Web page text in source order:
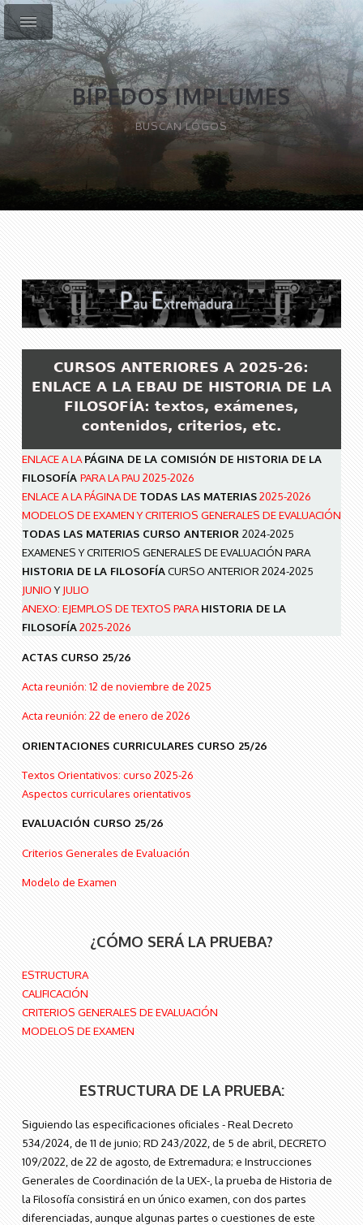
BÍPEDOS IMPLUMES
BUSCAN LÓGOS
CURSOS ANTERIORES A 2025-26:
ENLACE A LA EBAU DE HISTORIA DE LA
FILOSOFÍA: textos, exámenes,
contenidos, criterios, etc.
ENLACE A LA PÁGINA DE LA COMISIÓN DE HISTORIA DE LA
FILOSOFÍA PARA LA PAU 2025-2026
ENLACE A LA PÁGINA DE TODAS LAS MATERIAS2025-2026
MODELOS DE EXAMEN Y CRITERIOS GENERALES DE EVALUACIÓN
TODAS LAS MATERIAS CURSO ANTERIOR 2024-2025
EXAMENES Y CRITERIOS GENERALES DE EVALUACIÓN PARA
HISTORIA DE LA FILOSOFÍACURSO ANTERIOR 2024-2025
JUNIOYJULIO
ANEXO: EJEMPLOS DE TEXTOS PARA HISTORIA DE LA
FILOSOFÍA2025-2026
ACTAS CURSO 25/26
Acta reunión: 12 de noviembre de 2025
Acta reunión: 22 de enero de 2026
ORIENTACIONES CURRICULARES CURSO 25/26
Textos Orientativos: curso 2025-26
Aspectos curriculares orientativos
EVALUACIÓN CURSO 25/26
Criterios Generales de Evaluación
Modelo de Examen
¿CÓMO SERÁ LA PRUEBA?
ESTRUCTURA
CALIFICACIÓN
CRITERIOS GENERALES DE EVALUACIÓN
MODELOS DE EXAMEN
ESTRUCTURA DE LA PRUEBA:
Siguiendo las especificaciones oficiales - Real Decreto
534/2024, de 11 de junio; RD 243/2022, de 5 de abril, DECRETO
109/2022, de 22 de agosto, de Extremadura; e Instrucciones
Generales de Coordinación de la UEX-, la prueba de Historia de
la Filosofía consistirá en un único examen, con dos partes
diferenciadas, aunque algunas partes o cuestiones de este